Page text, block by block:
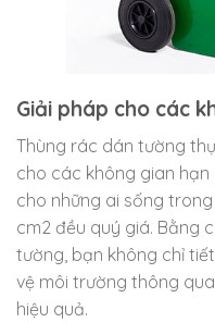
Giải pháp cho các
Thùng rác dán tường
cho các không gian
cho những ai sống
cm2 đều quý giá. Bằng
tường, bạn không chỉ
vệ môi trường thông
hiệu quả.